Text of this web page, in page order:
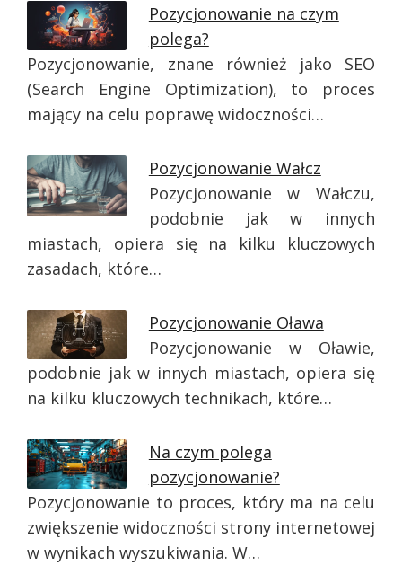
Pozycjonowanie na czym
polega?
Pozycjonowanie, znane również jako SEO
(Search Engine Optimization), to proces
mający na celu poprawę widoczności…
Pozycjonowanie Wałcz
Pozycjonowanie w Wałczu,
podobnie jak w innych
miastach, opiera się na kilku kluczowych
zasadach, które…
Pozycjonowanie Oława
Pozycjonowanie w Oławie,
podobnie jak w innych miastach, opiera się
na kilku kluczowych technikach, które…
Na czym polega
pozycjonowanie?
Pozycjonowanie to proces, który ma na celu
zwiększenie widoczności strony internetowej
w wynikach wyszukiwania. W…